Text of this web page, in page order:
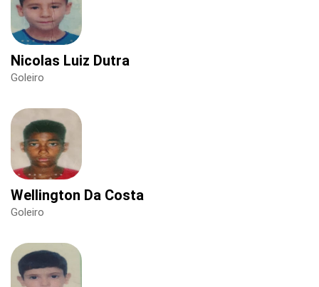
Nicolas Luiz Dutra
Goleiro
Wellington Da Costa
Goleiro